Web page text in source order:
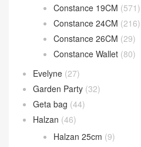
Bolide(224)
Bolide 1923 Mini(93)
Bolide 25cm(52)
bolide 27cm(74)
Bolide 31cm
Calvi 卡包(38)
Chaine d’Ancre
Constance(895)
Constance 19CM